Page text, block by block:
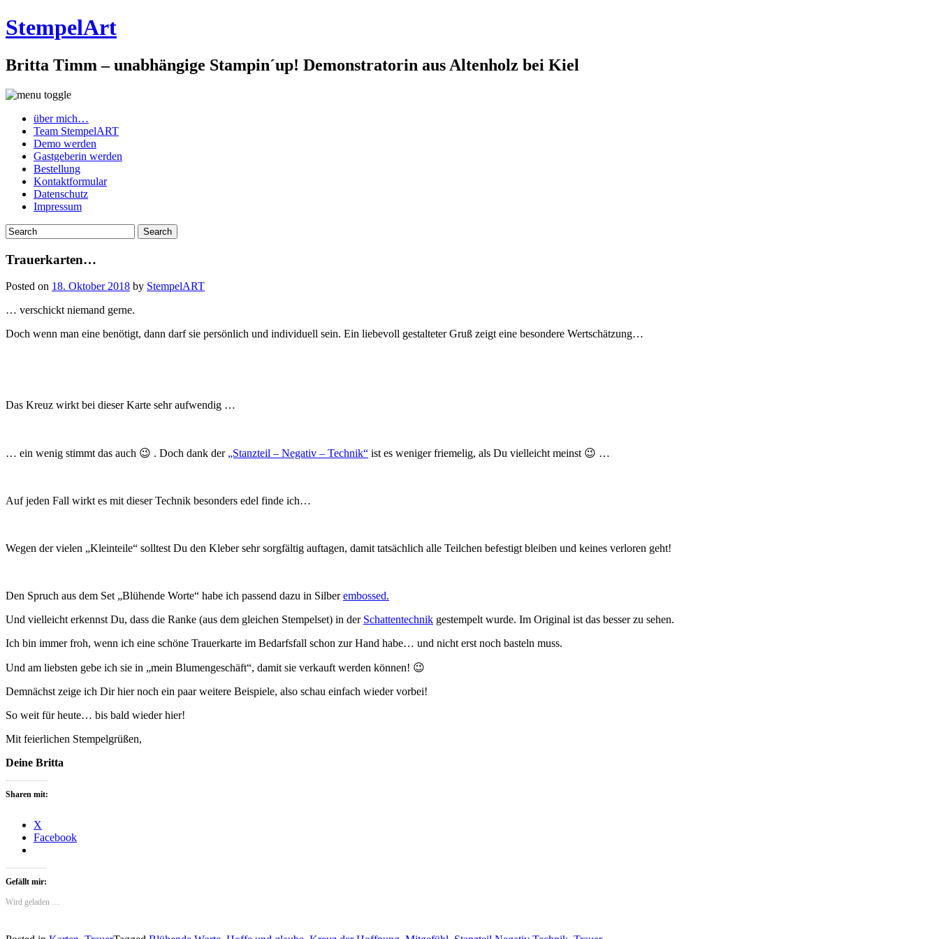
StempelArt
Britta Timm – unabhängige Stampin´up! Demonstratorin aus Altenholz bei Kiel
über mich…
Team StempelART
Demo werden
Gastgeberin werden
Bestellung
Kontaktformular
Datenschutz
Impressum
Trauerkarten…
Posted on 18. Oktober 2018 by StempelART
… verschickt niemand gerne.
Doch wenn man eine benötigt, dann darf sie persönlich und individuell sein. Ein liebevoll gestalteter Gruß zeigt eine besondere Wertschätzung…
Das Kreuz wirkt bei dieser Karte sehr aufwendig …
… ein wenig stimmt das auch 😉 . Doch dank der „Stanzteil – Negativ – Technik“ ist es weniger friemelig, als Du vielleicht meinst 😉 …
Auf jeden Fall wirkt es mit dieser Technik besonders edel finde ich…
Wegen der vielen „Kleinteile“ solltest Du den Kleber sehr sorgfältig auftagen, damit tatsächlich alle Teilchen befestigt bleiben und keines verloren geht!
Den Spruch aus dem Set „Blühende Worte“ habe ich passend dazu in Silberembossed.
Und vielleicht erkennst Du, dass die Ranke (aus dem gleichen Stempelset) in der Schattentechnik gestempelt wurde. Im Original ist das besser zu sehen.
Ich bin immer froh, wenn ich eine schöne Trauerkarte im Bedarfsfall schon zur Hand habe… und nicht erst noch basteln muss.
Und am liebsten gebe ich sie in „mein Blumengeschäft“, damit sie verkauft werden können! 😉
Demnächst zeige ich Dir hier noch ein paar weitere Beispiele, also schau einfach wieder vorbei!
So weit für heute… bis bald wieder hier!
Mit feierlichen Stempelgrüßen,
Deine Britta
Sharen mit:
X
Facebook
Gefällt mir:
Wird geladen …